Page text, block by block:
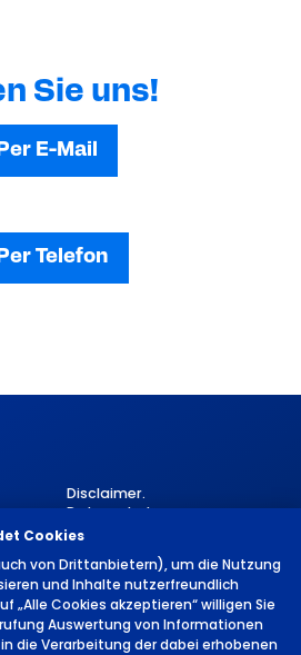
Sie uns!
Per E-Mail
Telefon
Disclaimer.
Datenschutz.
Impressum.
Cookies
von Drittanbietern), um die Nutzung
und Inhalte nutzerfreundlich
„Alle Cookies akzeptieren“ willigen Sie
Auswertung von Informationen
die Verarbeitung der dabei erhobenen